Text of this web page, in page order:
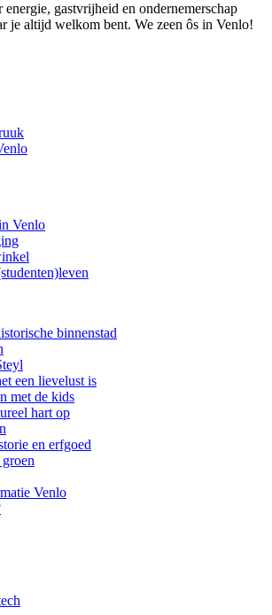
gastvrijheid en ondernemerschap
je altijd welkom bent. We zeen ôs in Venlo!
Venlo
binnenstad
een lievelust is
met de kids
hart op
en erfgoed
Venlo